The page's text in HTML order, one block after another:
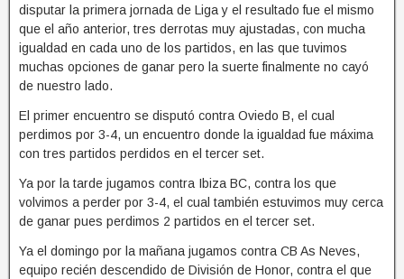
disputar la primera jornada de Liga y el resultado fue el mismo
que el año anterior, tres derrotas muy ajustadas, con mucha
igualdad en cada uno de los partidos, en las que tuvimos
muchas opciones de ganar pero la suerte finalmente no cayó
de nuestro lado.
El primer encuentro se disputó contra Oviedo B, el cual
perdimos por 3-4, un encuentro donde la igualdad fue máxima
con tres partidos perdidos en el tercer set.
Ya por la tarde jugamos contra Ibiza BC, contra los que
volvimos a perder por 3-4, el cual también estuvimos muy cerca
de ganar pues perdimos 2 partidos en el tercer set.
Ya el domingo por la mañana jugamos contra CB As Neves,
equipo recién descendido de División de Honor, contra el que